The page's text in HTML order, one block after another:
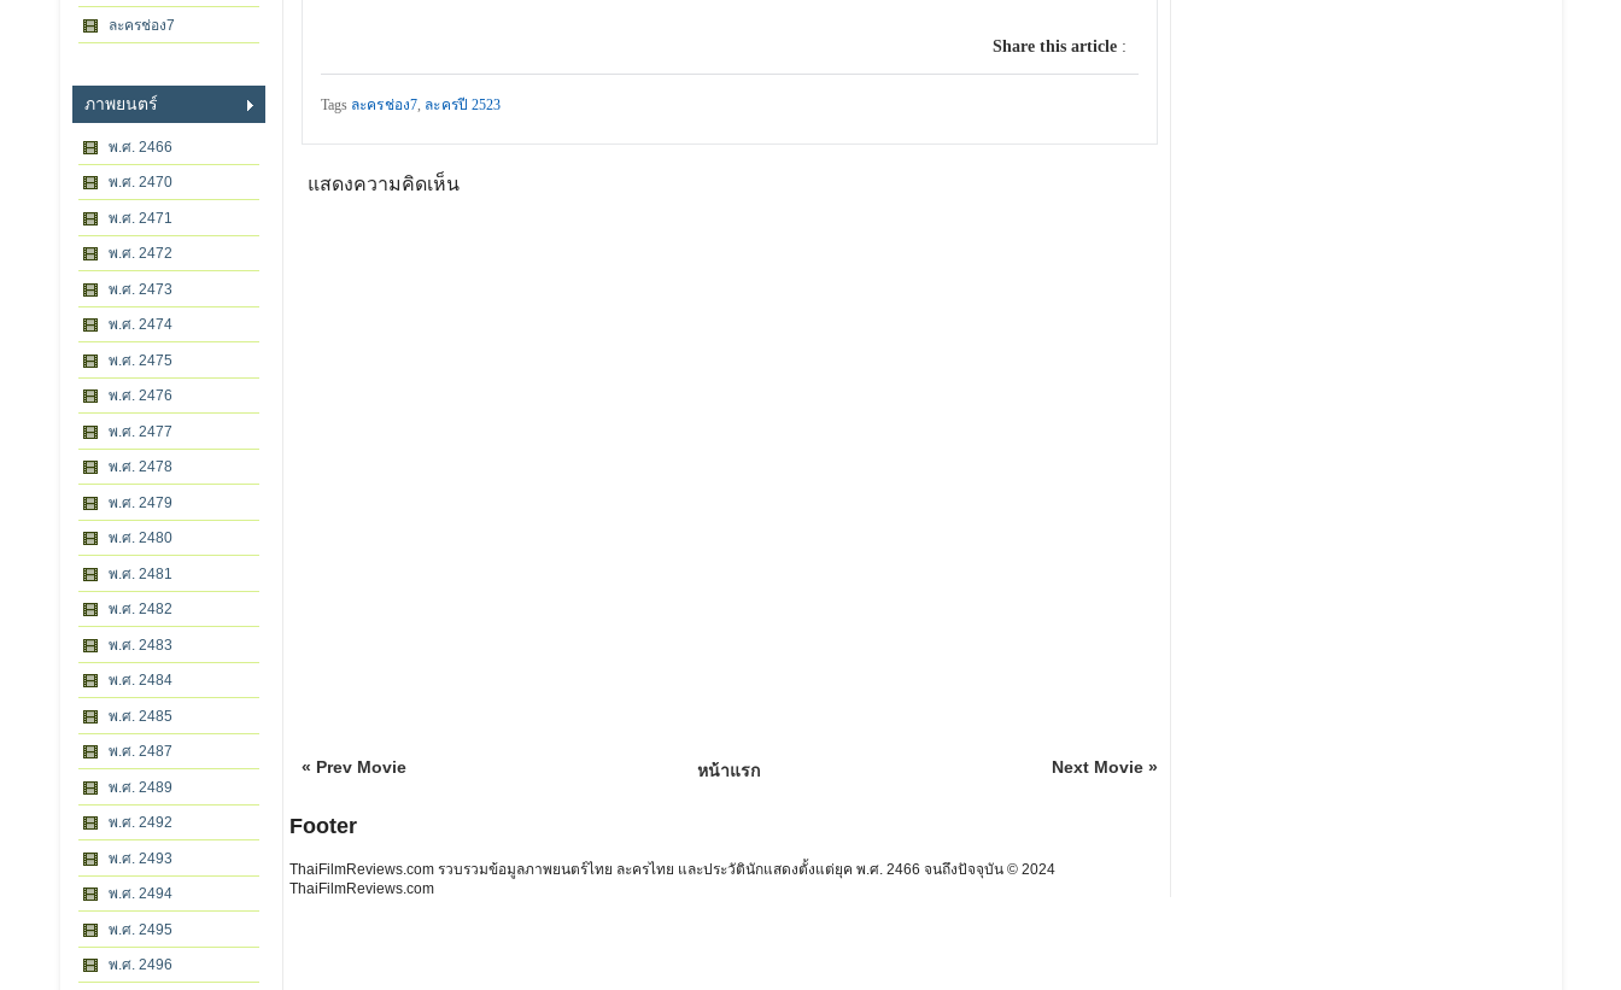
ละครช่อง7
ภาพยนตร์
พ.ศ. 2466
พ.ศ. 2470
พ.ศ. 2471
พ.ศ. 2472
พ.ศ. 2473
พ.ศ. 2474
พ.ศ. 2475
พ.ศ. 2476
พ.ศ. 2477
พ.ศ. 2478
พ.ศ. 2479
พ.ศ. 2480
พ.ศ. 2481
พ.ศ. 2482
พ.ศ. 2483
พ.ศ. 2484
พ.ศ. 2485
พ.ศ. 2487
พ.ศ. 2489
พ.ศ. 2492
พ.ศ. 2493
พ.ศ. 2494
พ.ศ. 2495
พ.ศ. 2496
Share this article:
Tags ละครช่อง7, ละครปี 2523
แสดงความคิดเห็น
« Prev Movie Next Movie »
หน้าแรก
Footer
ThaiFilmReviews.com รวบรวมข้อมูลภาพยนตร์ไทย ละครไทย และประวัตินักแสดงตั้งแต่ยุค พ.ศ. 2466 จนถึงปัจจุบัน © 2024
ThaiFilmReviews.com